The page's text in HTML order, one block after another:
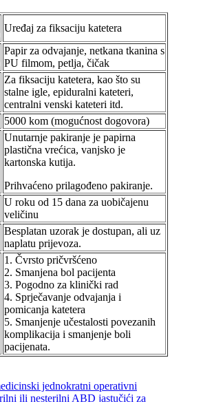
Uređaj za fiksaciju katetera
Papir za odvajanje, netkana tkanina s
PU filmom, petlja, čičak
Za fiksaciju katetera, kao što su
stalne igle, epiduralni kateteri,
centralni venski kateteri itd.
5000 kom (mogućnost dogovora)
Unutarnje pakiranje je papirna
plastična vrećica, vanjsko je
kartonska kutija.
Prihvaćeno prilagođeno pakiranje.
U roku od 15 dana za uobičajenu
veličinu
Besplatan uzorak je dostupan, ali uz
naplatu prijevoza.
1. Čvrsto pričvršćeno
2. Smanjena bol pacijenta
3. Pogodno za klinički rad
4. Sprječavanje odvajanja i
pomicanja katetera
5. Smanjenje učestalosti povezanih
komplikacija i smanjenje boli
pacijenata.